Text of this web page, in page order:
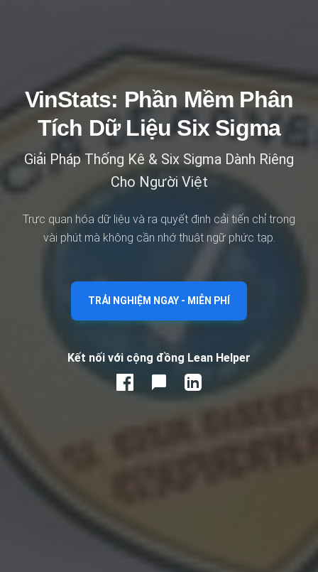
VinStats: Phần Mềm Phân
Tích Dữ Liệu Six Sigma
Giải Pháp Thống Kê & Six Sigma Dành Riêng
Cho Người Việt
Trực quan hóa dữ liệu và ra quyết định cải tiến chỉ trong
vài phút mà không cần nhớ thuật ngữ phức tạp.
TRẢI NGHIỆM NGAY - MIỄN PHÍ
Kết nối với cộng đồng Lean Helper